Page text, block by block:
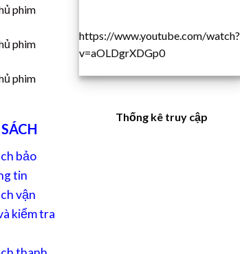
phim
phim
phim
bảo
tin
vận
kiểm tra
https://www.youtube.com/watch?
v=aOLDgrXDGp0
Thống kê truy cập